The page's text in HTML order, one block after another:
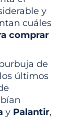
y
cuáles
comprar
de
últimos
y Palantir,